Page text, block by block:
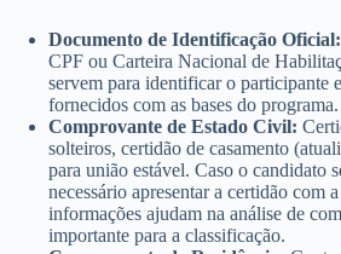
Documento de Identificação Oficial:
CPF ou Carteira Nacional de
servem para identificar o participante
fornecidos com as bases do programa.
Comprovante de Estado Civil:
solteiros, certidão de casamento
para união estável. Caso o candidato
necessário apresentar a certidão com
informações ajudam na análise de
importante para a classificação.